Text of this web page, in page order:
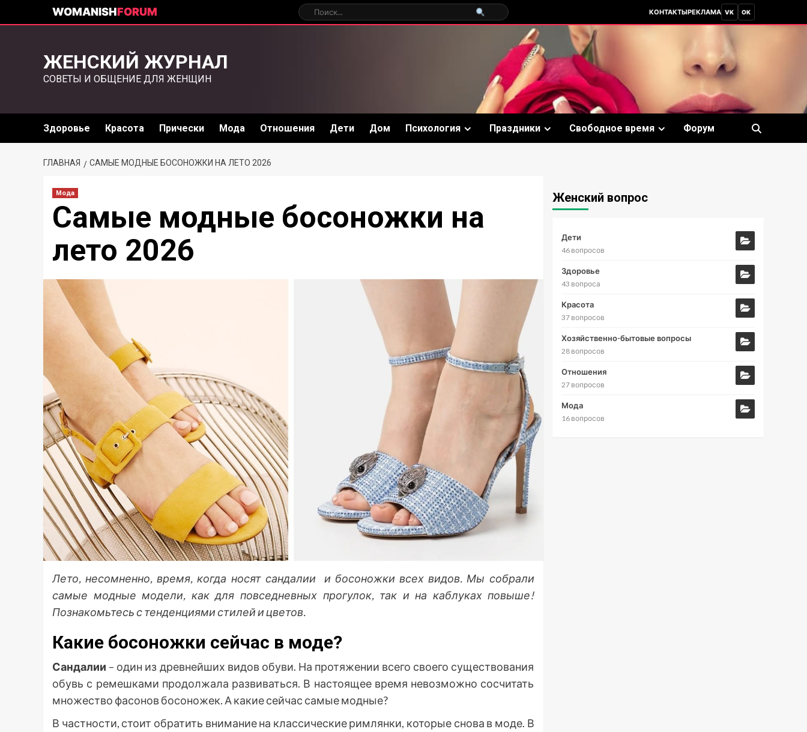
WOMANISHFORUM КОНТАКТЫРЕКЛАМА VK OK
ЖЕНСКИЙ ЖУРНАЛ
СОВЕТЫ И ОБЩЕНИЕ ДЛЯ ЖЕНЩИН
Здоровье Красота Прически Мода Отношения Дети Дом Психология Праздники Свободное время Форум
ГЛАВНАЯ САМЫЕ МОДНЫЕ БОСОНОЖКИ НА ЛЕТО 2026
Мода
Самые модные босоножки на
лето 2026
Лето, несомненно, время, когда носят сандалии и босоножки всех видов. Мы собрали
самые модные модели, как для повседневных прогулок, так и на каблуках повыше!
Познакомьтесь с тенденциями стилей и цветов.
Какие босоножки сейчас в моде?
Сандалии – один из древнейших видов обуви. На протяжении всего своего существования
обувь с ремешками продолжала развиваться. В настоящее время невозможно сосчитать
множество фасонов босоножек. А какие сейчас самые модные?
В частности, стоит обратить внимание на классические римлянки, которые снова в моде. В
Женский вопрос
Дети
46 вопросов
Здоровье
43 вопроса
Красота
37 вопросов
Хозяйственно-бытовые вопросы
28 вопросов
Отношения
27 вопросов
Мода
16 вопросов